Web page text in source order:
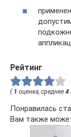
Рейтинг
( 1 оценка, среднее 4
Понравилась
Вам также